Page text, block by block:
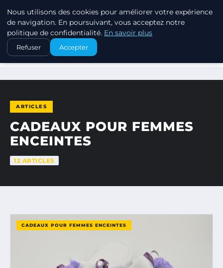
SWISSTALES
ACCUEIL CADEAUX POUR FEMMES ENCEINTES
ARTICLES
CADEAUX POUR FEMMES
ENCEINTES
12 ARTICLES
CADEAUX POUR FEMMES ENCEINTES
Nous utilisons des cookies pour améliorer votre expérience
de navigation. En poursuivant, vous acceptez notre
politique de confidentialité. En savoir plus
Refuser Accepter